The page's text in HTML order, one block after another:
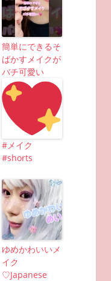
簡単にできるそ
ばかすメイクが
バチ可愛い
#メイク
#shorts
ゆめかわいいメ
イク
♡Japanese